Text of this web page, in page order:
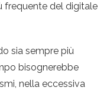
frequente del digitale
sia sempre più
bisognerebbe
nella eccessiva